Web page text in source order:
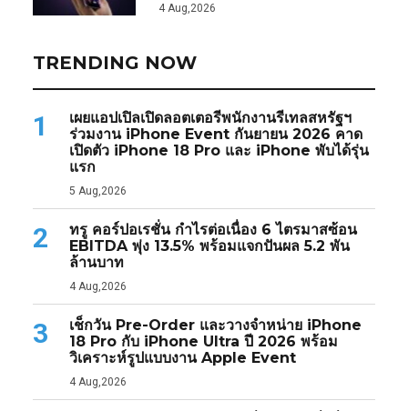
4 Aug,2026
TRENDING NOW
1
เผยแอปเปิลเปิดลอตเตอรีพนักงานรีเทลสหรัฐฯ
ร่วมงาน iPhone Event กันยายน 2026 คาด
เปิดตัว iPhone 18 Pro และ iPhone พับได้รุ่น
แรก
5 Aug,2026
2
ทรู คอร์ปอเรชั่น กำไรต่อเนื่อง 6 ไตรมาสซ้อน
EBITDA พุ่ง 13.5% พร้อมแจกปันผล 5.2 พัน
ล้านบาท
4 Aug,2026
3
เช็กวัน Pre-Order และวางจำหน่าย iPhone
18 Pro กับ iPhone Ultra ปี 2026 พร้อม
วิเคราะห์รูปแบบงาน Apple Event
4 Aug,2026